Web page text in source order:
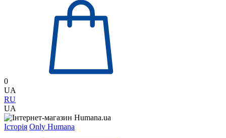
0
UA
RU
UA
Історія Only Humana